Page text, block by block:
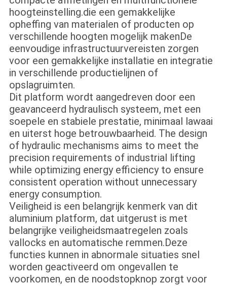
hoogteinstelling.die een gemakkelijke
opheffing van materialen of producten op
verschillende hoogten mogelijk makenDe
eenvoudige infrastructuurvereisten zorgen
voor een gemakkelijke installatie en integratie
in verschillende productielijnen of
opslagruimten.
Dit platform wordt aangedreven door een
geavanceerd hydraulisch systeem, met een
soepele en stabiele prestatie, minimaal lawaai
en uiterst hoge betrouwbaarheid. The design
of hydraulic mechanisms aims to meet the
precision requirements of industrial lifting
while optimizing energy efficiency to ensure
consistent operation without unnecessary
energy consumption.
Veiligheid is een belangrijk kenmerk van dit
aluminium platform, dat uitgerust is met
belangrijke veiligheidsmaatregelen zoals
vallocks en automatische remmen.Deze
functies kunnen in abnormale situaties snel
worden geactiveerd om ongevallen te
voorkomen, en de noodstopknop zorgt voor